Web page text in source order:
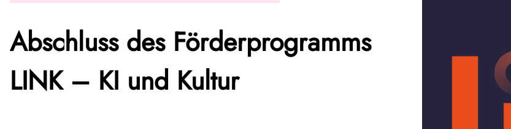
Abschluss des Förderprogramms
LINK – KI und Kultur